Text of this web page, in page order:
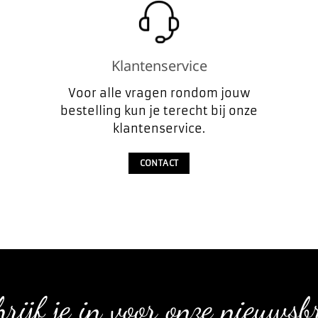
Klantenservice
Voor alle vragen rondom jouw
bestelling kun je terecht bij onze
klantenservice.
CONTACT
je in voor onze